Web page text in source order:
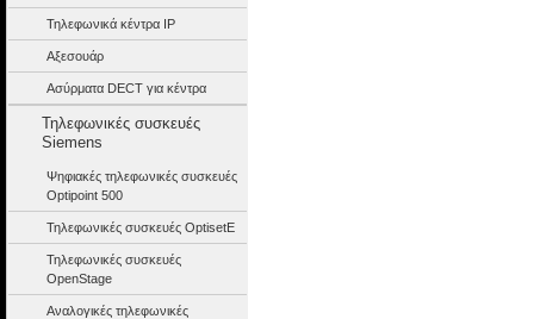
Τηλεφωνικά κέντρα IP
Αξεσουάρ
Ασύρματα DECT για κέντρα
Τηλεφωνικές συσκευές
Siemens
Ψηφιακές τηλεφωνικές συσκευές
Optipoint 500
Τηλεφωνικές συσκευές OptisetE
Τηλεφωνικές συσκευές
OpenStage
Αναλογικές τηλεφωνικές